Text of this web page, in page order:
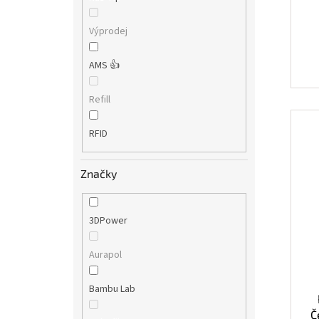
Výprodej
AMS 👍
Refill
RFID
Značky
3DPower
Aurapol
Bambu Lab